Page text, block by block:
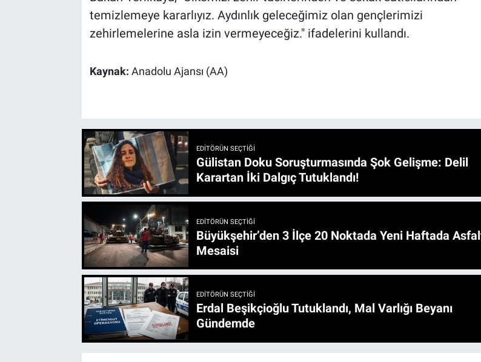
temizlemeye kararlıyız. Aydınlık geleceğimiz olan gençlerimizi
zehirlemelerine asla izin vermeyeceğiz." ifadelerini kullandı.
Kaynak: Anadolu Ajansı (AA)
EDITÖRÜN SEÇTIĞI
Gülistan Doku Soruşturmasında Şok Gelişme: Delil
Karartan İki Dalgıç Tutuklandı!
EDITÖRÜN SEÇTIĞI
Büyükşehir’den 3 İlçe 20 Noktada Yeni Haftada Asfalt
Mesaisi
EDITÖRÜN SEÇTIĞI
Erdal Beşikçioğlu Tutuklandı, Mal Varlığı Beyanı
Gündemde